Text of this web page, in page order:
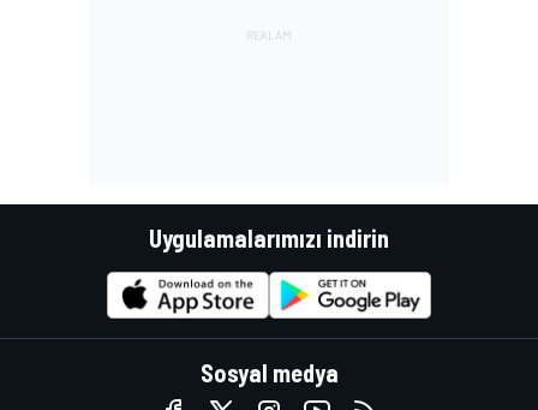
Uygulamalarımızı indirin
Sosyal medya